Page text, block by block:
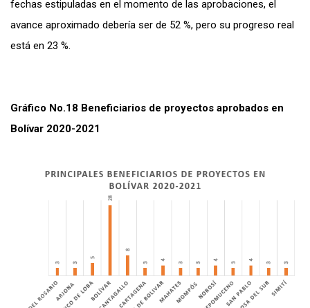
fechas estipuladas en el momento de las aprobaciones, el
avance aproximado debería ser de 52 %, pero su progreso real
está en 23 %.
Gráfico No.18 Beneficiarios de proyectos aprobados en
Bolívar 2020-2021